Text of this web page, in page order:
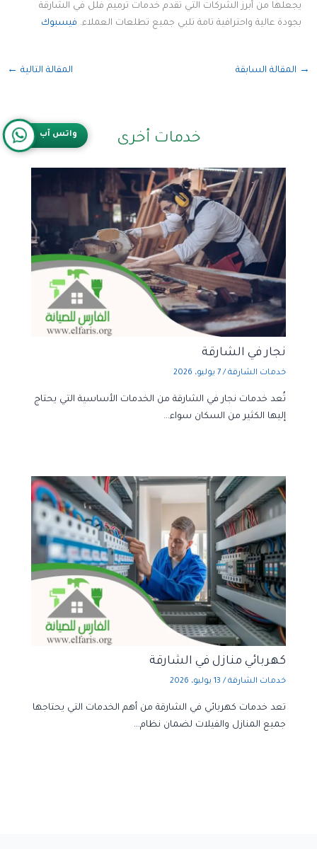
يجعلها من أبرز الشركات التي تقدم خدمات ترميم فلل في الشارقة
بجودة عالية واحترافية تامة تلبي جميع تطلعات العملاء. فيسبوك
→ المقالة السابقة المقالة التالية ←
خدمات أخرى
نجار في الشارقة
خدمات الشارقة /7 يوليو، 2026
تُعد خدمات نجار في الشارقة من الخدمات الأساسية التي يحتاج
إليها الكثير من السكان سواء…
كهربائي منازل في الشارقة
خدمات الشارقة / 13 يوليو، 2026
تعد خدمات كهربائي في الشارقة من أهم الخدمات التي يحتاجها
جميع المنازل والفيلات لضمان نظام…
واتس آب